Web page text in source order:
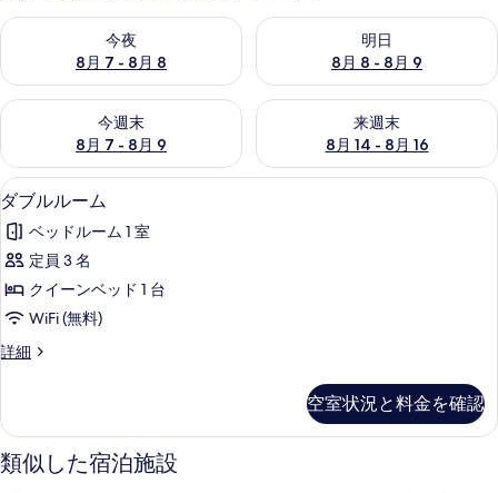
今夜
8月 7 - 8月 8
今夜 8月 7 - 8月 8 の空室状況をチェック
明日
8月 8 - 8月 9
明日 8月 8 - 8月 9 の空室状況
今週末
8月 7 - 8月 9
今週末 8月 7 - 8月 9 の空室状況をチェック
来週末
8月 14 - 8月 16
来週末 8月 14 - 8月 16 の空室
ダ
ブ
ル
ル
ー
の
べ
て
の
高級寝具、デスク、ノートパソコン
10
ダブルルーム
ベッドルーム 1 室
定員 3 名
クイーンベッド 1 台
WiFi (無料)
詳細
ダ
ー
ム
の
空室状況と料金を確認
類似した宿泊施設